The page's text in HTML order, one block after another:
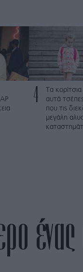
4
Τα
αυτά
που τις
μεγάλη